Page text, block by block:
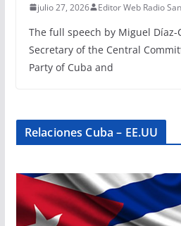
julio 27, 2026 Editor Web Radio
The full speech by Miguel Díaz-
Secretary of the Central
Party of Cuba and
Relaciones Cuba – EE.UU